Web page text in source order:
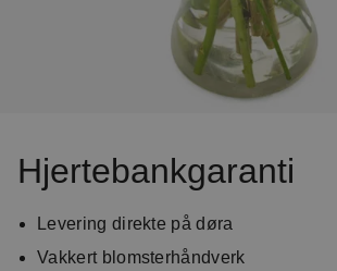
Hjertebankgaranti
Levering direkte på døra
Vakkert blomsterhåndverk